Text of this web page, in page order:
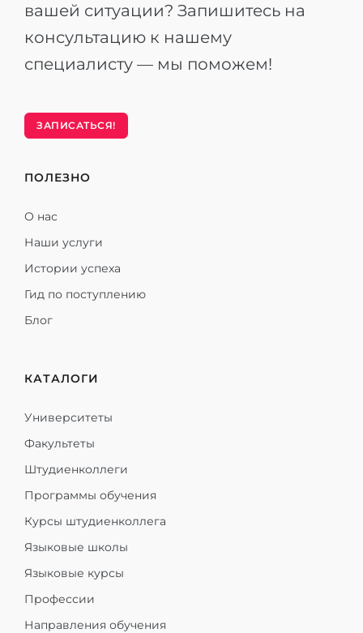
вашей ситуации? Запишитесь на
консультацию к нашему
специалисту — мы поможем!
ЗАПИСАТЬСЯ!
ПОЛЕЗНО
О нас
Наши услуги
Истории успеха
Гид по поступлению
Блог
КАТАЛОГИ
Университеты
Факультеты
Штудиенколлеги
Программы обучения
Курсы штудиенколлега
Языковые школы
Языковые курсы
Профессии
Направления обучения